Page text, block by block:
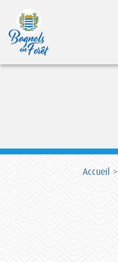
Accueil